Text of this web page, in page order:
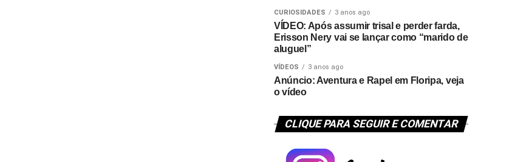
CURIOSIDADES 3 anos ago
VÍDEO: Após assumir trisal e perder farda,
Erisson Nery vai se lançar como “marido de
aluguel”
VÍDEOS 3 anos ago
Anúncio: Aventura e Rapel em Floripa, veja
o vídeo
CLIQUE PARA SEGUIR E COMENTAR